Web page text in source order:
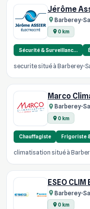
Jérôme
Barberey-
0 km
Sécurité & Surveillanc…
securite situé à Barberey-
Marco
Barberey-
0 km
Chauffagiste Frigoriste
climatisation situé à
ESEO CLIM
Barberey-
0 km